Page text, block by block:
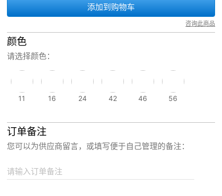
添加到购物车
咨询此商品
颜色
请选择颜色：
11 16 24 42 46 56
订单备注
您可以为供应商留言，或填写便于自己管理的备注：
请输入订单备注